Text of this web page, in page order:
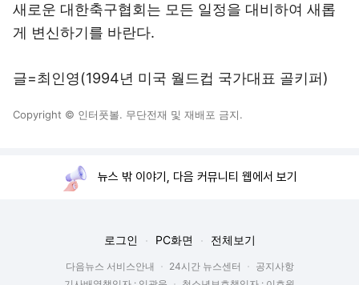
새로운 대한축구협회는 모든 일정을 대비하여 새롭
게 변신하기를 바란다.
글=최인영(1994년 미국 월드컵 국가대표 골키퍼)
Copyright © 인터풋볼. 무단전재 및 재배포 금지.
뉴스 밖 이야기, 다음 커뮤니티 웹에서 보기
로그인 PC화면 전체보기
다음뉴스 서비스안내 24시간 뉴스센터
공지사항